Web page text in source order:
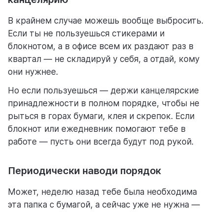
В крайнем случае можешь вообще выбросить.
Если ты не пользуешься стикерами и
блокнотом, а в офисе всем их раздают раз в
квартал — не складируй у себя, а отдай, кому
они нужнее.
Но если пользуешься — держи канцелярские
принадлежности в полном порядке, чтобы не
рыться в горах бумаги, клея и скрепок. Если
блокнот или ежедневник помогают тебе в
работе — пусть они всегда будут под рукой.
Периодически наводи порядок
Может, неделю назад тебе была необходима
эта папка с бумагой, а сейчас уже не нужна —